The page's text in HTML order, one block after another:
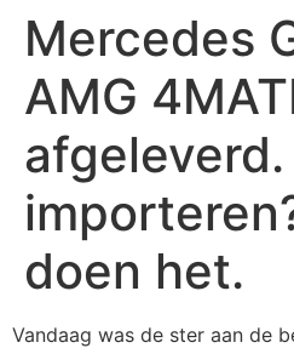
Mercedes
AMG
doen het.
Vandaag was de ster aan de